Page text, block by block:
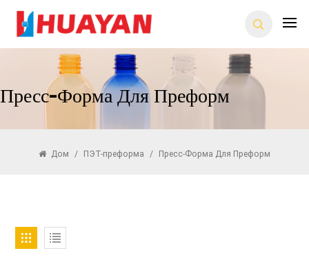
Пресс-Форма Для Преформ
Дом / ПЭТ-преформа / Пресс-Форма Для Преформ